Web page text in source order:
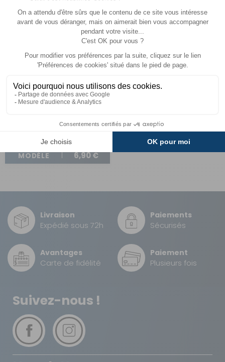
Ampoule 220 Volts B15
Réf : P000042 EN STOCK
CHOISIR LE
MODÈLE
A partir de :
6,90 €
Livraison
Expédié sous 72h
Paiements
Sécurisés
Avantages
Carte de fidélité
Paiement
Plusieurs fois
Suivez-nous !